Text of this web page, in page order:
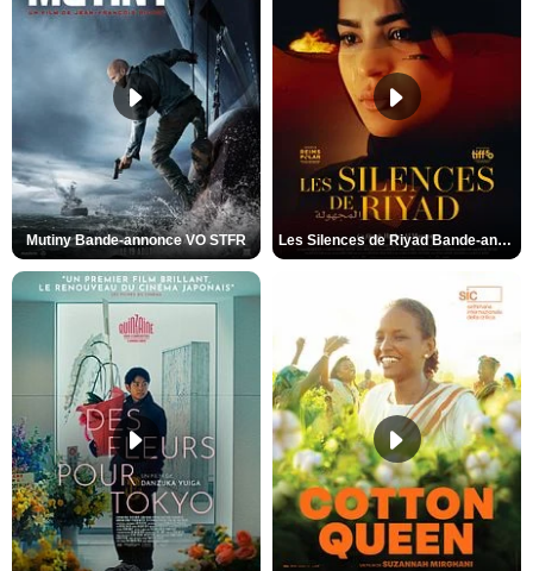
Mutiny Bande-annonce VO STFR Les Silences de Riyad Bande-annonce VO STFR